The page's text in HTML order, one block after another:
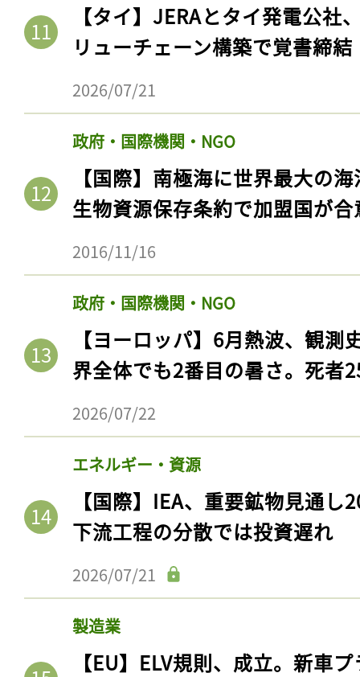
【タイ】JERAとタイ発電公社
リューチェーン構築で覚書締結
2026/07/21
政府・国際機関・NGO
【国際】南極海に世界最大の
生物資源保存条約で加盟国が合
2016/11/16
政府・国際機関・NGO
【ヨーロッパ】6月熱波、観
界全体でも2番目の暑さ。死者
2026/07/22
エネルギー・資源
【国際】IEA、重要鉱物見通
下流工程の分散では投資遅れ
2026/07/21
製造業
【EU】ELV規則、成立。新車
会員登録